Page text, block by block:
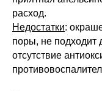
расход.
Недостатки:
поры, не подходит
отсутствие